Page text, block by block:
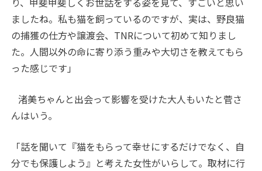
ましたね。私も猫を飼っているのですが、実は、野良猫
の捕獲の仕方や譲渡会、 TNRについて初めて知りまし
た。人間以外の命に寄り添う重みや大切さを教えてもら
った感じです」
渚美ちゃんと出会って影響を受けた大人もいたと菅さ
んはいう。
「話を聞いて『猫をもらって幸せにするだけでなく、自
分でも保護しよう』と考えた女性がいらして。取材に行